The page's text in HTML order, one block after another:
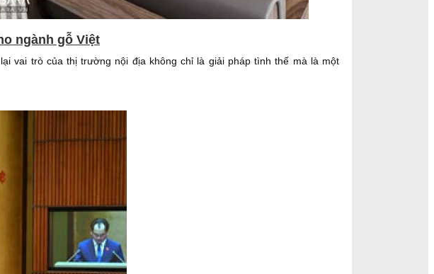
ngành gỗ Việt
vai trò của thị trường nội địa không chỉ là giải pháp tình thế mà là một